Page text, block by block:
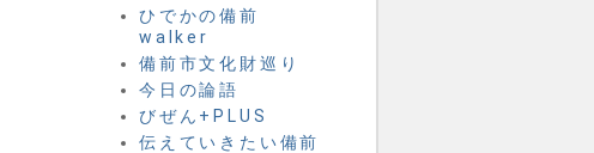
ひでかの備前
walker
備前市文化財巡り
今日の論語
びぜん+PLUS
伝えていきたい備前